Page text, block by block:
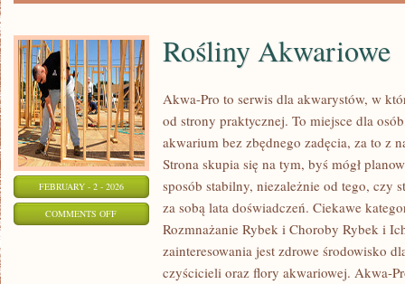
FEBRUARY - 2 - 2026
COMMENTS OFFON
AKWARIOWE
Rośliny Akwariowe
Akwa-Pro to serwis dla akwarystów, w
od strony praktycznej. To miejsce dla
akwarium bez zbędnego zadęcia, za to z
Strona skupia się na tym, byś mógł
sposób stabilny, niezależnie od tego, czy
za sobą lata doświadczeń. Ciekawe
Rozmnażanie Rybek i Choroby Rybek i
zainteresowania jest zdrowe środowisko
czyścicieli oraz flory akwariowej. Akwa-